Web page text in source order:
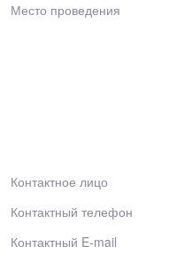
Место проведения
Контактное лицо
Контактный телефон
Контактный E-mail